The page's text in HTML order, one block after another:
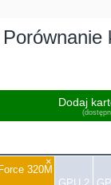
Porównanie
Dodaj
×
320M